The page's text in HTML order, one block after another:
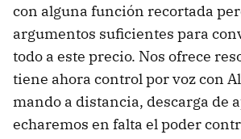
con alguna función recortada
argumentos suficientes para
todo a este precio. Nos ofrece
tiene ahora control por voz con
mando a distancia, descarga de
echaremos en falta el poder